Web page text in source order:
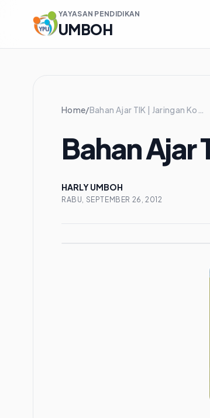
YAYASAN PENDIDIKAN
UMBOH
Home/ Bahan Ajar TIK | Jaringan Komputer
Bahan Ajar
HARLY UMBOH
RABU, SEPTEMBER 26, 2012